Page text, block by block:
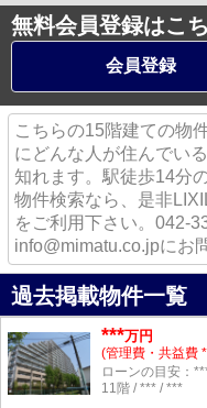
無料会員登録はこ
会員登録
こちらの15階建ての物
にどんな人が住んでい
知れます。駅徒歩14分
物件検索なら、是非
をご利用下さい。042-
info@mimatu.co.jpにお
過去掲載物件一覧
***万円
(管理費・共益費
ローンの目安：
11階 / *** / ***